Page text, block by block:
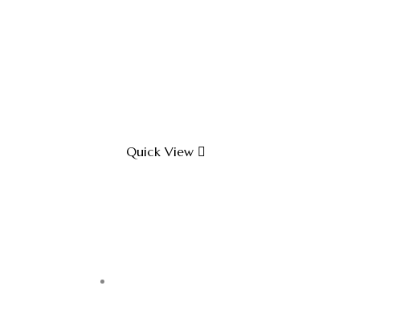
Quick View